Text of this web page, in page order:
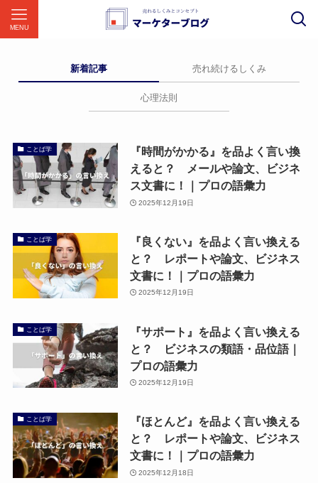
MENU
新着記事 売れ続けるしくみ
心理法則
ことば学
『時間がかかる』を品よく言い換
えると？ メールや論文、ビジネ
ス文書に！｜プロの語彙力
2025年12月19日
ことば学
『良くない』を品よく言い換える
と？ レポートや論文、ビジネス
文書に！｜プロの語彙力
2025年12月19日
ことば学
『サポート』を品よく言い換える
と？ ビジネスの類語・品位語｜
プロの語彙力
2025年12月19日
ことば学
『ほとんど』を品よく言い換える
と？ レポートや論文、ビジネス
文書に！｜プロの語彙力
2025年12月18日